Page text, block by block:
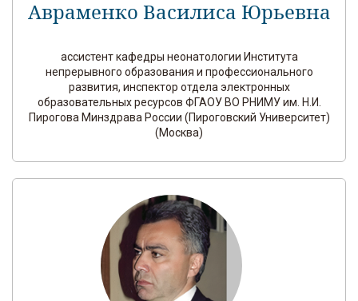
Авраменко Василиса Юрьевна
ассистент кафедры неонатологии Института
непрерывного образования и профессионального
развития, инспектор отдела электронных
образовательных ресурсов ФГАОУ ВО РНИМУ им. Н.И.
Пирогова Минздрава России (Пироговский Университет)
(Москва)